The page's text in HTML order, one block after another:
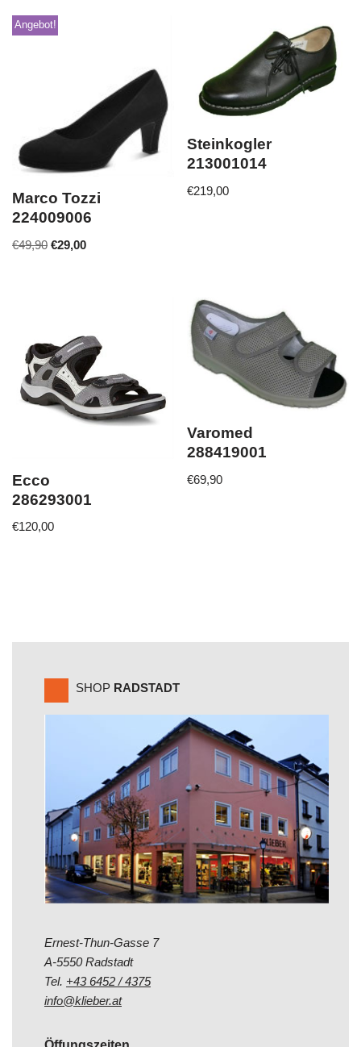
Angebot!
Marco Tozzi
224009006
€49,90 €29,00
Steinkogler
213001014
€219,00
Ecco
286293001
€120,00
Varomed
288419001
€69,90
SHOP RADSTADT
Ernest-Thun-Gasse 7
A-5550 Radstadt
Tel. +43 6452 / 4375
info@klieber.at